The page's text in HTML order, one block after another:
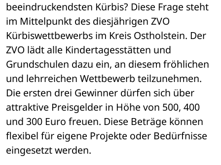
beeindruckendsten Kürbis? Diese Frage steht
im Mittelpunkt des diesjährigen ZVO
Kürbiswettbewerbs im Kreis Ostholstein. Der
ZVO lädt alle Kindertagesstätten und
Grundschulen dazu ein, an diesem fröhlichen
und lehrreichen Wettbewerb teilzunehmen.
Die ersten drei Gewinner dürfen sich über
attraktive Preisgelder in Höhe von 500, 400
und 300 Euro freuen. Diese Beträge können
flexibel für eigene Projekte oder Bedürfnisse
eingesetzt werden.